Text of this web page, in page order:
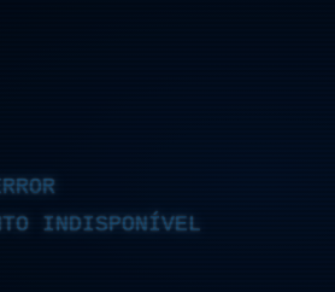
INDISPONÍVEL